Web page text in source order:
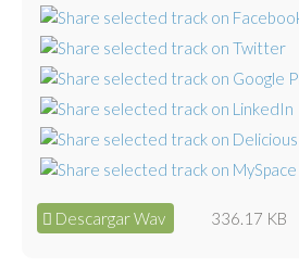
Descargar Wav 336.17 KB